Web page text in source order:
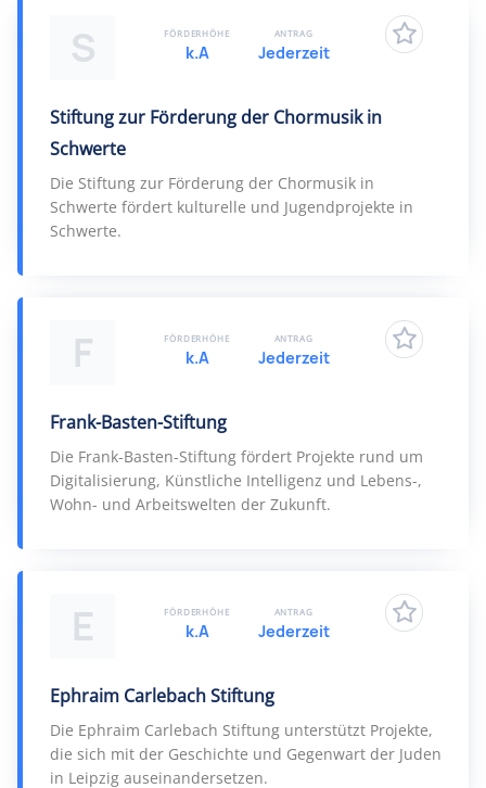
S
Stiftung zur Förderung der Chormusik in
Schwerte
Die Stiftung zur Förderung der Chormusik in
Schwerte fördert kulturelle und Jugendprojekte in
Schwerte.
FÖRDERHÖHE
k.A
ANTRAG
Jederzeit
F
Frank-Basten-Stiftung
Die Frank-Basten-Stiftung fördert Projekte rund um
Digitalisierung, Künstliche Intelligenz und Lebens-,
Wohn- und Arbeitswelten der Zukunft.
FÖRDERHÖHE
k.A
ANTRAG
Jederzeit
E
Ephraim Carlebach Stiftung
Die Ephraim Carlebach Stiftung unterstützt Projekte,
die sich mit der Geschichte und Gegenwart der Juden
in Leipzig auseinandersetzen.
FÖRDERHÖHE
k.A
ANTRAG
Jederzeit